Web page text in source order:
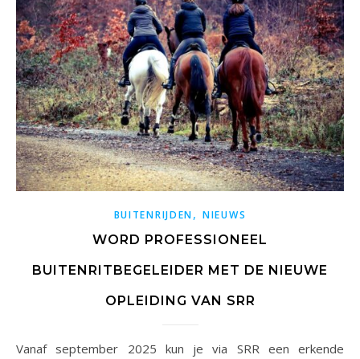
BUITENRIJDEN,NIEUWS
WORD PROFESSIONEEL
BUITENRITBEGELEIDER MET DE NIEUWE
OPLEIDING VAN SRR
Vanaf september 2025 kun je via SRR een erkende